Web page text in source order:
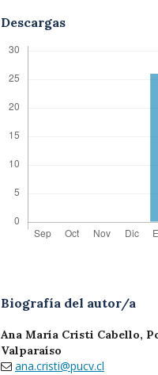
Descargas
Biografía del autor/a
Ana María Cristi Cabello,
Valparaíso
ana.cristi@pucv.cl